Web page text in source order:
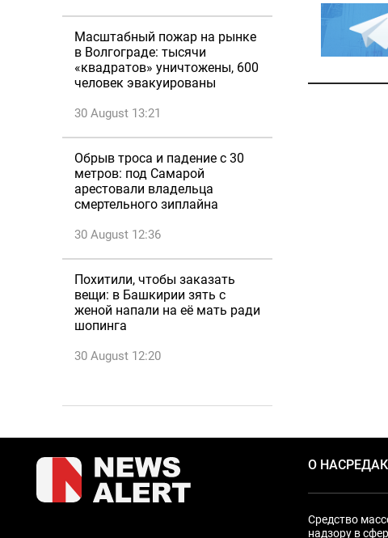
Масштабный пожар на рынке
в Волгограде: тысячи
«квадратов» уничтожены, 600
человек эвакуированы
30 August 13:21
Обрыв троса и падение с 30
метров: под Самарой
арестовали владельца
смертельного зиплайна
30 August 12:36
Похитили, чтобы заказать
вещи: в Башкирии зять с
женой напали на её мать ради
шопинга
30 August 12:20
О НАС
Средство
надзору в